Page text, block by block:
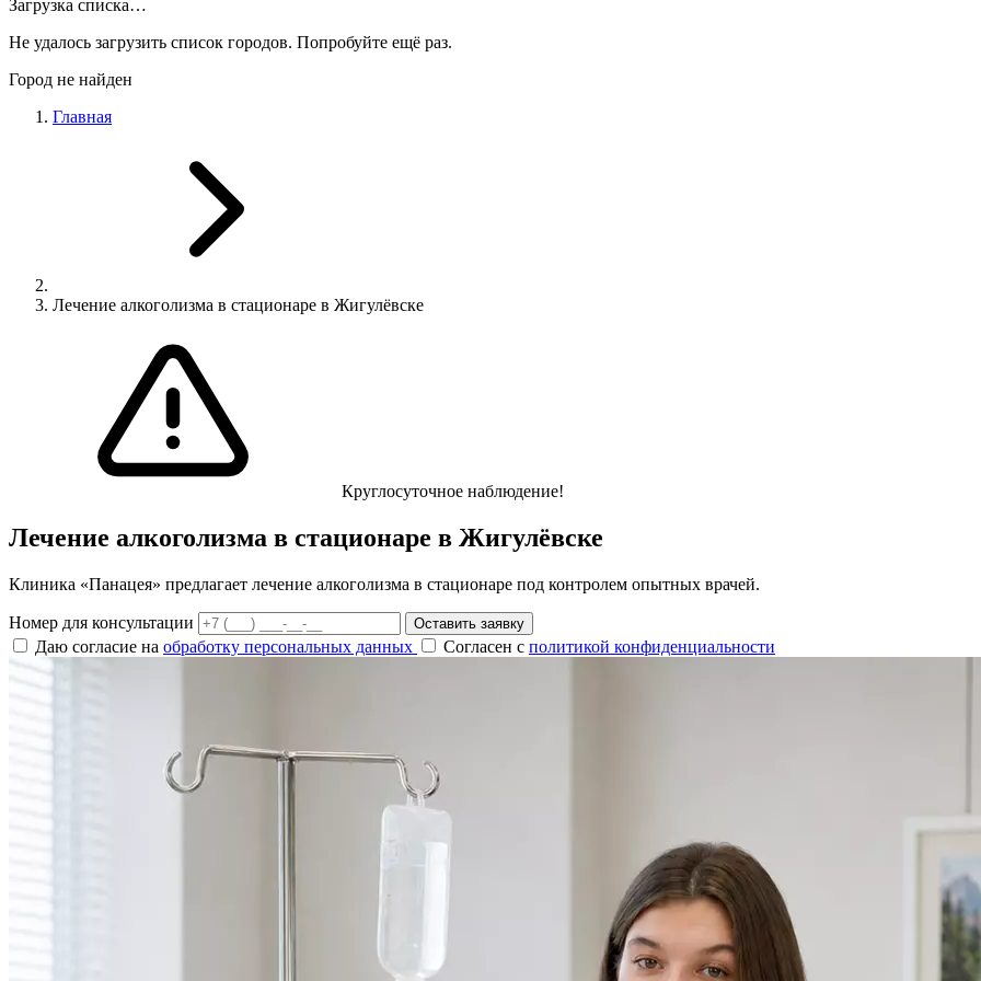
Загрузка списка…
Не удалось загрузить список городов. Попробуйте ещё раз.
Город не найден
Главная
Лечение алкоголизма в стационаре в Жигулёвске
Круглосуточное наблюдение!
Лечение алкоголизма в стационаре в Жигулёвске
Клиника «Панацея» предлагает лечение алкоголизма в стационаре под контролем опытных врачей.
Номер для консультации Оставить заявку
Даю согласие на обработку персональных данных Согласен с политикой конфиденциальности